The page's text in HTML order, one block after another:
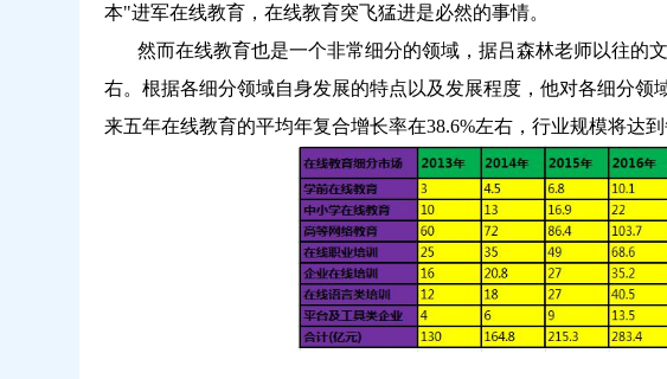
本"进军在线教育，在线教育突飞猛进是必然的事情。
然而在线教育也是一个非常细分的领域，据吕森林老师以往的
右。根据各细分领域自身发展的特点以及发展程度，他对各细分领
来五年在线教育的平均年复合增长率在38.6%左右，行业规模将达到